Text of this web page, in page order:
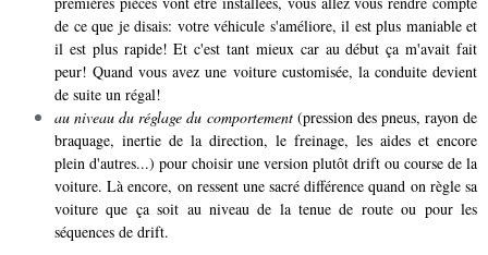
de ce que je disais: votre véhicule s'améliore, il est plus maniable et
il est plus rapide! Et c'est tant mieux car au début ça m'avait fait
peur! Quand vous avez une voiture customisée, la conduite devient
de suite un régal!
au niveau du réglage du comportement (pression des pneus, rayon de
braquage, inertie de la direction, le freinage, les aides et encore
plein d'autres...) pour choisir une version plutôt drift ou course de la
voiture. Là encore, on ressent une sacré différence quand on règle sa
voiture que ça soit au niveau de la tenue de route ou pour les
séquences de drift.